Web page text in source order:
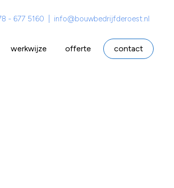
- 677 5160 info@bouwbedrijfderoest.nl
werkwijze offerte contact